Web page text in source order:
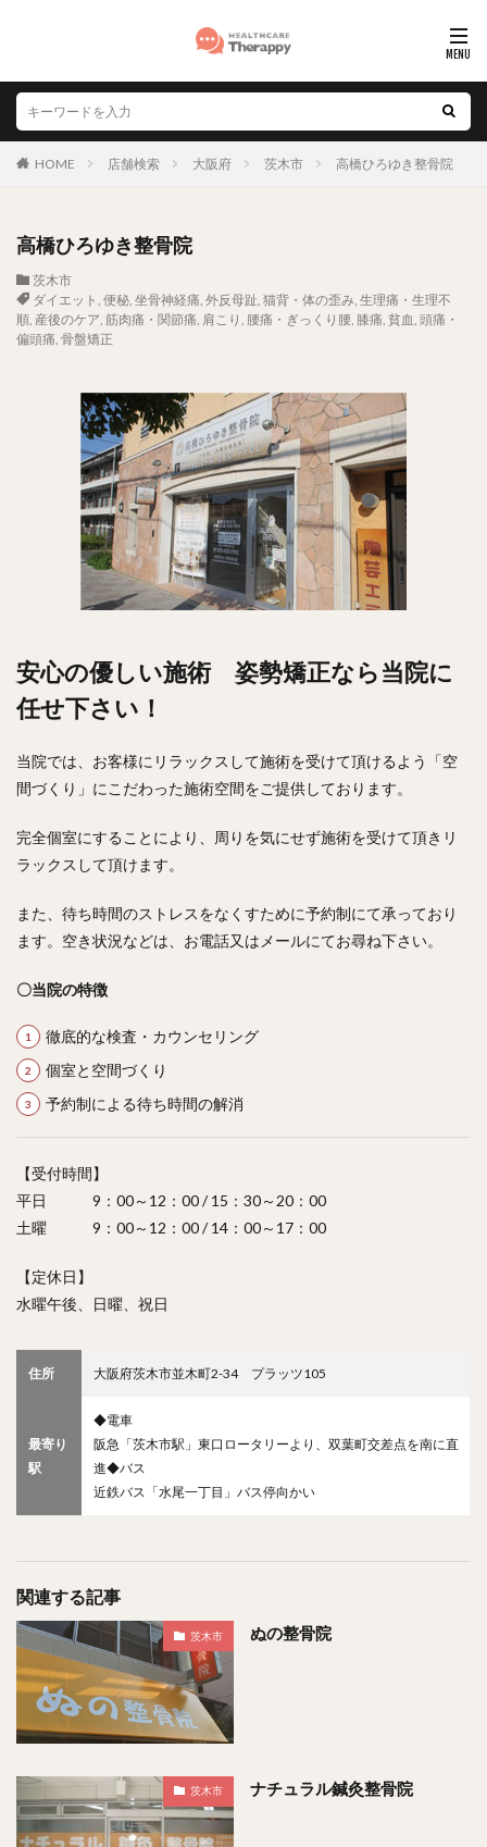
HOME 店舗検索 大阪府 茨木市 高橋ひろゆき整骨院
高橋ひろゆき整骨院
茨木市
ダイエット , 便秘, 坐骨神経痛, 外反母趾, 猫背・体の歪み, 生理痛・生理不
順, 産後のケア, 筋肉痛・関節痛, 肩こり , 腰痛・ぎっくり腰, 膝痛, 貧血, 頭痛・
偏頭痛, 骨盤矯正
安心の優しい施術 姿勢矯正なら当院に
任せ下さい！
当院では、お客様にリラックスして施術を受けて頂けるよう「空
間づくり」にこだわった施術空間をご提供しております。
完全個室にすることにより、周りを気にせず施術を受けて頂きリ
ラックスして頂けます。
また、待ち時間のストレスをなくすために予約制にて承っており
ます。空き状況などは、お電話又はメールにてお尋ね下さい。
〇当院の特徴
徹底的な検査・カウンセリング
個室と空間づくり
予約制による待ち時間の解消
【受付時間】
平日 9：00～12：00 / 15：30～20：00
土曜 9：00～12：00 / 14：00～17：00
【定休日】
水曜午後、日曜、祝日
住所 大阪府茨木市並木町2-34 プラッツ105
最寄り
駅
◆電車
阪急「茨木市駅」東口ロータリーより、双葉町交差点を南に直
進◆バス
近鉄バス「水尾一丁目」バス停向かい
関連する記事
茨木市 ぬの整骨院
茨木市 ナチュラル鍼灸整骨院